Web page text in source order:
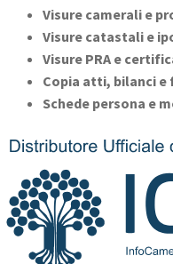
Visure camerali e
Visure catastali e
Visure PRA e
Copia atti, bilanci
Schede persona e